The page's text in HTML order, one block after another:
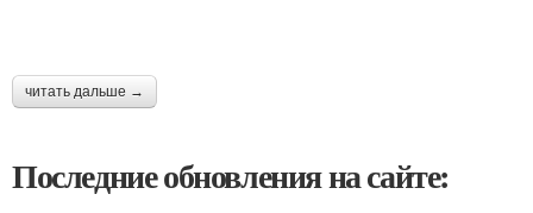
читать дальше →
Последние обновления на сайте: